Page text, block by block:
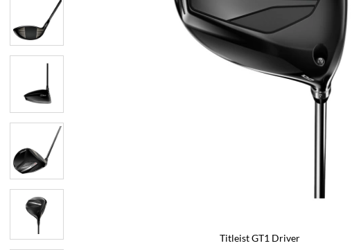
Titleist GT1 Driver